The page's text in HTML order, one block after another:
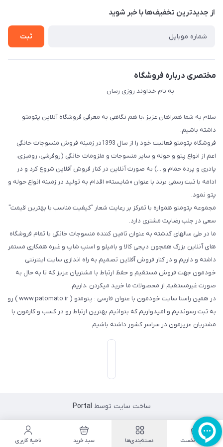
درباره ما
راهنما
از جدید‌ترین تخفیف‌ها با‌ خبر شوید
ثبت
مختصری درباره فروشگاه
به نام خداوند روزی رسان
سلام به شما همراهان عزیز ،با هم نگاهی به معرفی فروشگاه آنلاین پتومتو
داشته باشیم.
فروشگاه پتومتو فعالیت خود را از سال 1393در زمینه فروش منسوجات خانگی
اعم از انواع پتو و حوله و سایر منسوجات و ملزومات خانگی (روفرشی، رومیزی،
پادری و پرده حمام و ...) به صورت آنلاین در کنار فروش آفلاین شروع کرد و در
ادامه با ثبت رسمی برند با عنوان «شایسته» اقدام به تولید در زمینه انواع حوله و
پتو نمود.
مجموعه پتومتو همواره با تمرکز بر رعایت شعار "کیفیت مناسب با بهترین قیمت"
سعی در جلب رضایت مشتری دارد.
ما در طی سالهای گذشته به عنوان تامین کننده منسوجات خانگی با تمام فروشگاه
های آنلاین بزرگ همچون دیجی کالا و بامیلو و اسنپ شاپ و غیره همکاری مستمر
داشته و داریم و در کنار فروش آفلاین تصمیم به راه اندازی سایت اینترنتی
خودمون جهت فروش مستقیم و حفظ ارتباط با مشتریان عزیز که تا به حال به
صورت غیرمستقیم از محصولات ما خرید میکردن ،داریم.
در همین راستا سایت خودمون با عنوان فارسی : پتومتو ( www.patomato.ir ) رو
به ثبت رسوندیم و امیدواریم که بتوانیم بهترین ارتباط رو در کسب و کارمون با
مشتریان عزیزمون در سراسر کشور داشته باشیم.
ساخت سایت توسط Portal
صفحه نخست دسته‌بندی‌ها سبد خرید ناحیه کاربری